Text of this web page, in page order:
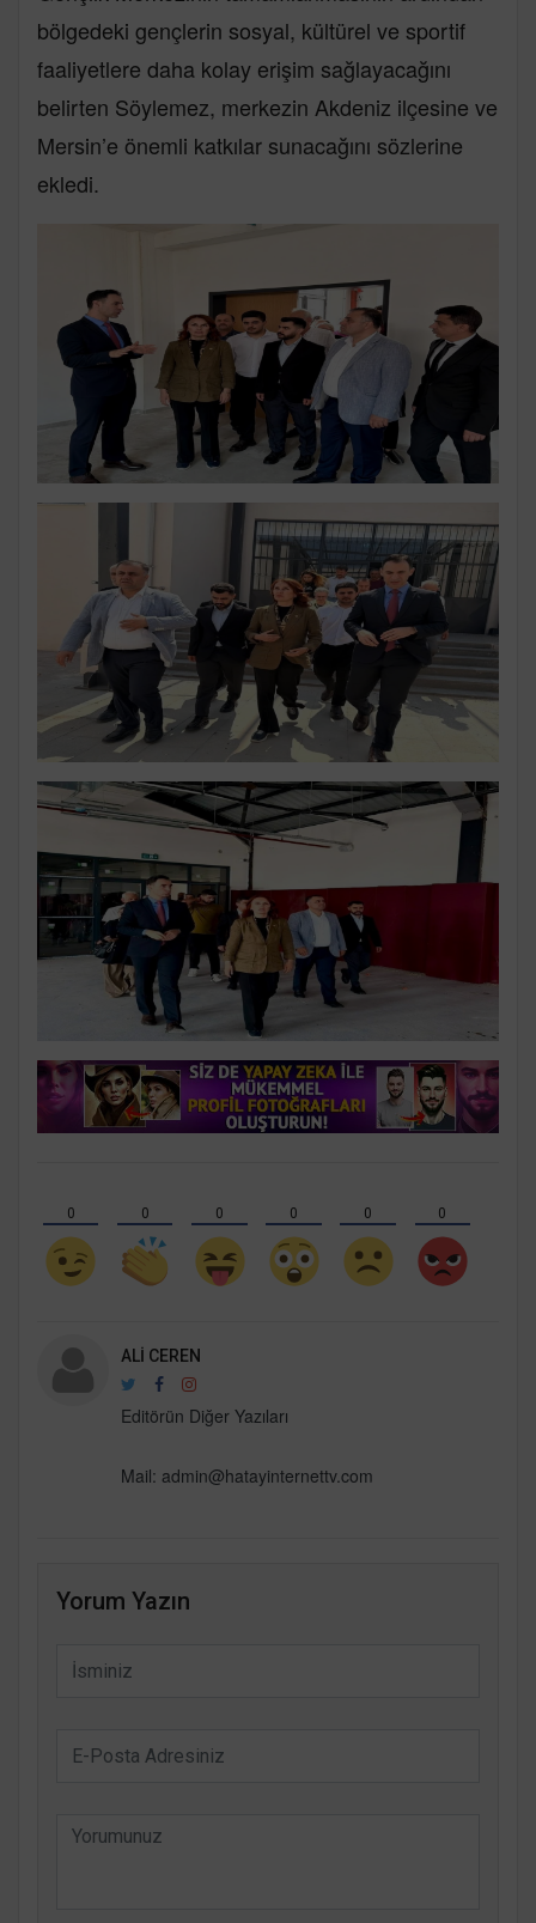
bölgedeki gençlerin sosyal, kültürel ve sportif
faaliyetlere daha kolay erişim sağlayacağını
belirten Söylemez, merkezin Akdeniz ilçesine ve
Mersin’e önemli katkılar sunacağını sözlerine
ekledi.
0 0 0 0 0 0
ALI CEREN
Editörün Diğer Yazıları
Mail: admin@hatayinternettv.com
Yorum Yazın